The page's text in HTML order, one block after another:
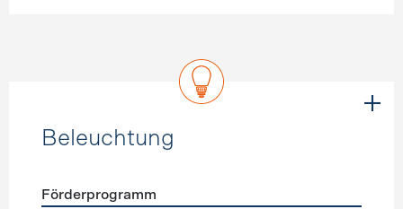
Beleuchtung
Förderprogramm